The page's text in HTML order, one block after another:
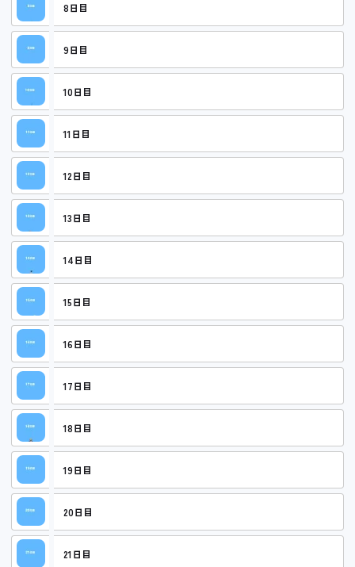
8日目
9日目
10日目
11日目
12日目
13日目
14日目
15日目
16日目
17日目
18日目
19日目
20日目
21日目